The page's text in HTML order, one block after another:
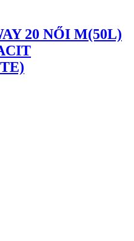
20 NŐI M(50L)